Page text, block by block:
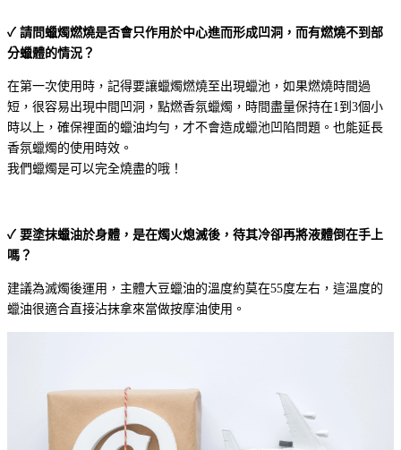
✓ 請問蠟燭燃燒是否會只作用於中心進而形成凹洞，而有燃燒不到部
分蠟體的情況？
在第一次使用時，記得要讓蠟燭燃燒至出現蠟池，如果燃燒時間過
短，很容易出現中間凹洞，點燃香氛蠟燭，時間盡量保持在1到3個小
時以上，確保裡面的蠟油均勻，才不會造成蠟池凹陷問題。也能延長
香氛蠟燭的使用時效。
我們蠟燭是可以完全燒盡的哦！
✓ 要塗抹蠟油於身體，是在燭火熄滅後，待其冷卻再將液體倒在手上
嗎？
建議為滅燭後運用，主體大豆蠟油的溫度約莫在55度左右，這溫度的
蠟油很適合直接沾抹拿來當做按摩油使用。